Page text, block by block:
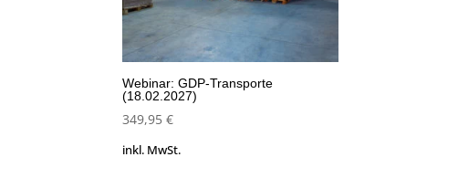
Webinar: GDP-Transporte
(18.02.2027)
349,95€
inkl. MwSt.